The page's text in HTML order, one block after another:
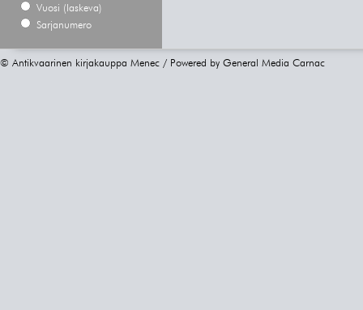
Vuosi (laskeva)
Sarjanumero
© Antikvaarinen kirjakauppa Menec / Powered by General Media Carnac